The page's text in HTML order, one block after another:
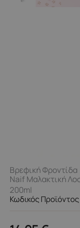
Βρεφική Φροντίδα
Naif Μαλακτική
200ml
Κωδικός